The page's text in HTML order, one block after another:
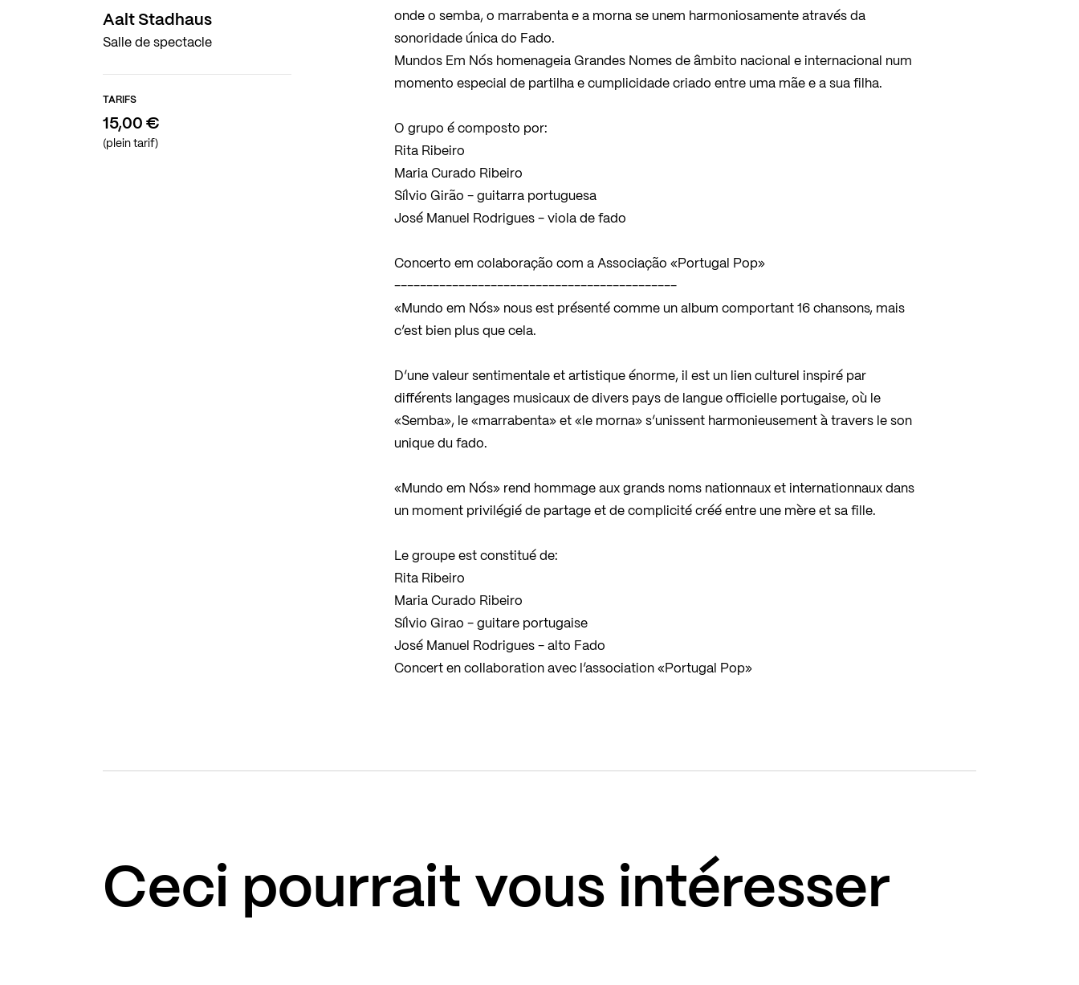
Aalt Stadhaus
Salle de spectacle
TARIFS
15,00 €
(plein tarif)
onde o semba, o marrabenta e a morna se unem harmoniosamente através da
sonoridade única do Fado.
Mundos Em Nós homenageia Grandes Nomes de âmbito nacional e internacional num
momento especial de partilha e cumplicidade criado entre uma mãe e a sua filha.
O grupo é composto por:
Rita Ribeiro
Maria Curado Ribeiro
Sílvio Girão - guitarra portuguesa
José Manuel Rodrigues - viola de fado
Concerto em colaboração com a Associação «Portugal Pop»
--------------------------------------------
«Mundo em Nós» nous est présenté comme un album comportant 16 chansons, mais
c’est bien plus que cela.
D’une valeur sentimentale et artistique énorme, il est un lien culturel inspiré par
différents langages musicaux de divers pays de langue officielle portugaise, où le
«Semba», le «marrabenta» et «le morna» s’unissent harmonieusement à travers le son
unique du fado.
«Mundo em Nós» rend hommage aux grands noms nationnaux et internationnaux dans
un moment privilégié de partage et de complicité créé entre une mère et sa fille.
Le groupe est constitué de:
Rita Ribeiro
Maria Curado Ribeiro
Sílvio Girao - guitare portugaise
José Manuel Rodrigues - alto Fado
Concert en collaboration avec l’association «Portugal Pop»
Ceci pourrait vous intéresser